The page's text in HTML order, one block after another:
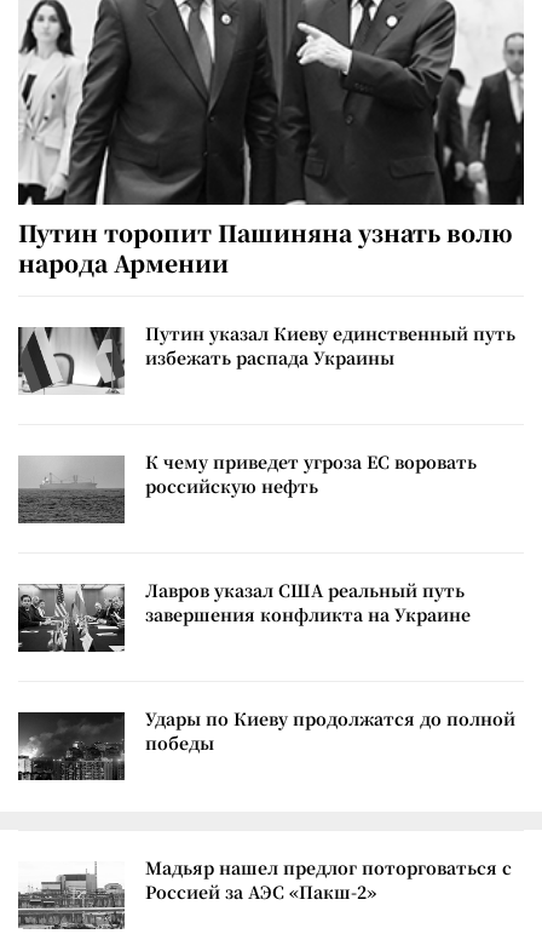
Путин торопит Пашиняна узнать волю
народа Армении
Путин указал Киеву единственный путь
избежать распада Украины
К чему приведет угроза ЕС воровать
российскую нефть
Лавров указал США реальный путь
завершения конфликта на Украине
Удары по Киеву продолжатся до полной
победы
Мадьяр нашел предлог поторговаться с
Россией за АЭС «Пакш-2»